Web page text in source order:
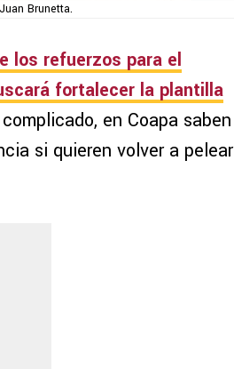
Brunetta.
los refuerzos para el
fortalecer la plantilla
en Coapa saben
si quieren volver a pelear